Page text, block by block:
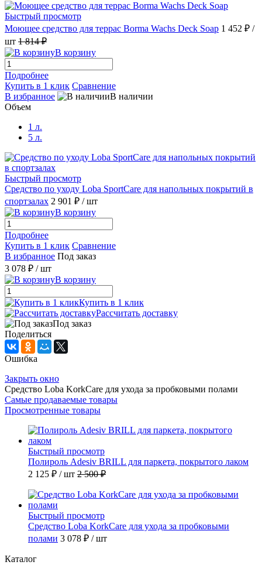
Быстрый просмотр
Моющее средство для террас Borma Wachs Deck Soap 1 452 ₽ /
шт 1 814 ₽
В корзину
Подробнее
Купить в 1 клик Сравнение
В избранное
В наличии
Объем
1 л.
5 л.
Быстрый просмотр
Средство по уходу Loba SportCare для напольных покрытий в
спортзалах 2 901 ₽ / шт
В корзину
Подробнее
Купить в 1 клик Сравнение
В избранное Под заказ
3 078 ₽ / шт
В корзину
Купить в 1 клик
Рассчитать доставку
Под заказ
Поделиться
Ошибка
Закрыть окно
Средство Loba KorkCare для ухода за пробковыми полами
Самые продаваемые товары
Просмотренные товары
Быстрый просмотр
Полироль Adesiv BRILL для паркета, покрытого лаком
2 125 ₽ / шт 2 500 ₽
Быстрый просмотр
Средство Loba KorkCare для ухода за пробковыми
полами 3 078 ₽ / шт
Каталог